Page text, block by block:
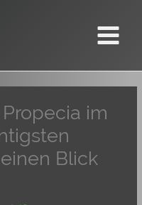
im
Blick